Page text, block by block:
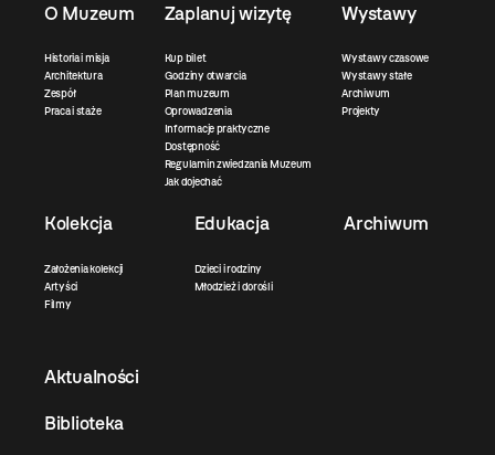
O Muzeum
Historia i misja
Architektura
Zespół
Praca i staże
Zaplanuj wizytę
Kup bilet
Godziny otwarcia
Plan muzeum
Oprowadzenia
Informacje praktyczne
Dostępność
Regulamin zwiedzania Muzeum
Jak dojechać
Wystawy
Wystawy czasowe
Wystawy stałe
Archiwum
Projekty
Kolekcja
Założenia kolekcji
Artyści
Filmy
Edukacja
Dzieci i rodziny
Młodzież i dorośli
Archiwum
Aktualności
Biblioteka